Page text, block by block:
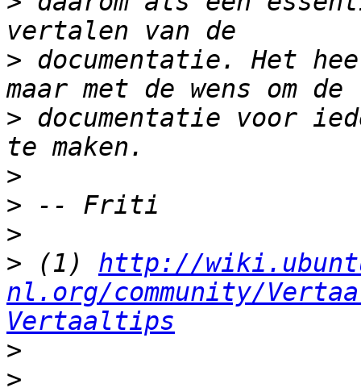
> documentatie. Het
> documentatie voor
>
>
>
> (1) http://
nl.org/community/
Vertaaltips
>
>